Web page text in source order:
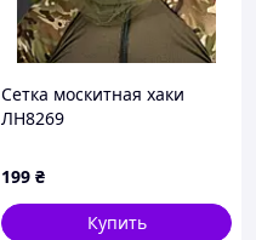
Сетка москитная хаки
ЛН8269
199 ₴
Купить